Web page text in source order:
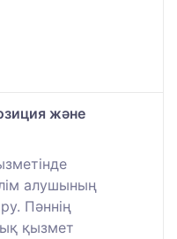
және
алушының
Пәннің
қызмет